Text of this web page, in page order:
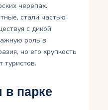
черепах.
стали частью
с дикой
роль в
но его хрупкость
туристов.
в парке